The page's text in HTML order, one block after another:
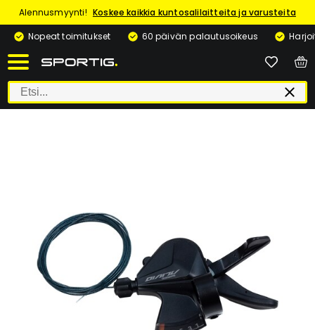
Alennusmyynti! Koskee kaikkia kuntosalilaitteita ja varusteita
Nopeat toimitukset
60 päivän palautusoikeus